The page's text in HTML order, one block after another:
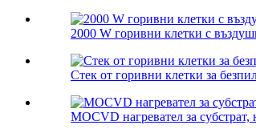
2000 W горивни клетки с
Стек от горивни клетки за
MOCVD нагревател за